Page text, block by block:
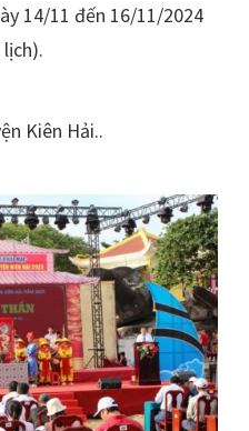
14/11 đến 16/11/2024
Kiên Hải..